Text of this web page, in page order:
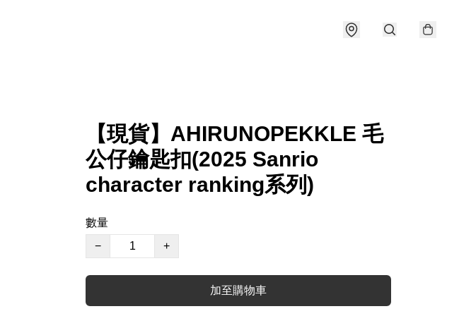
【現貨】AHIRUNOPEKKLE 毛
公仔鑰匙扣(2025 Sanrio
character ranking系列)
數量
−
+
加至購物車